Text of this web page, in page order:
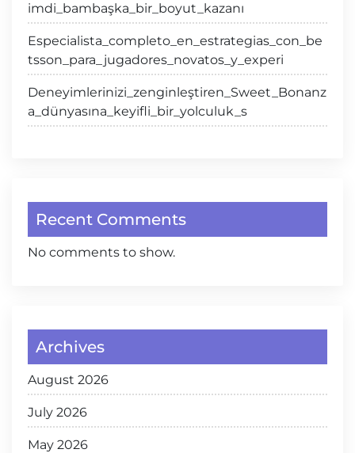
imdi_bambaşka_bir_boyut_kazanı
Especialista_completo_en_estrategias_con_be
tsson_para_jugadores_novatos_y_experi
Deneyimlerinizi_zenginleştiren_Sweet_Bonanz
a_dünyasına_keyifli_bir_yolculuk_s
Recent Comments
No comments to show.
Archives
August 2026
July 2026
May 2026